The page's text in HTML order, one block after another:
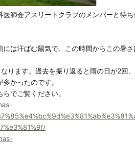
師会アスリートクラブのメンバーと待
には汗ばむ陽気で、この時間からこの暑
ります。過去を振り返ると雨の日が2回
かったのです。
でご覧ください。